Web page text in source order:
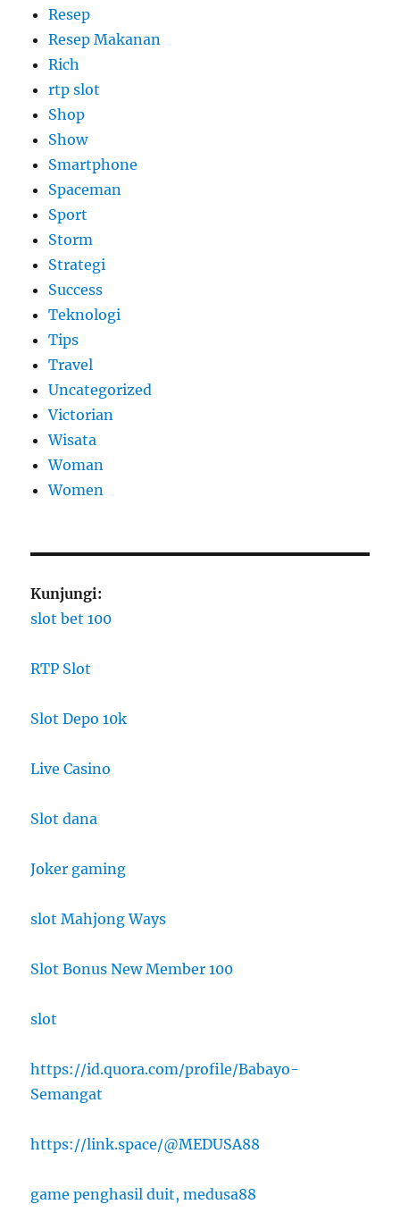
Resep
Resep Makanan
Rich
rtp slot
Shop
Show
Smartphone
Spaceman
Sport
Storm
Strategi
Success
Teknologi
Tips
Travel
Uncategorized
Victorian
Wisata
Woman
Women
Kunjungi:
slot bet 100
RTP Slot
Slot Depo 10k
Live Casino
Slot dana
Joker gaming
slot Mahjong Ways
Slot Bonus New Member 100
slot
https://id.quora.com/profile/Babayo-
Semangat
https://link.space/@MEDUSA88
game penghasil duit, medusa88